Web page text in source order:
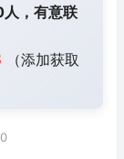
，有意联
（添加获取
0